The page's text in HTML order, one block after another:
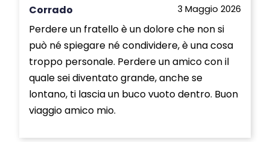
Corrado 3 Maggio 2026
Perdere un fratello è un dolore che non si
può né spiegare né condividere, è una cosa
troppo personale. Perdere un amico con il
quale sei diventato grande, anche se
lontano, ti lascia un buco vuoto dentro. Buon
viaggio amico mio.